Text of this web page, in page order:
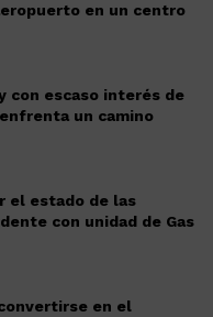
en un centro
con escaso interés de
un camino
el estado de las
con unidad de Gas
en el